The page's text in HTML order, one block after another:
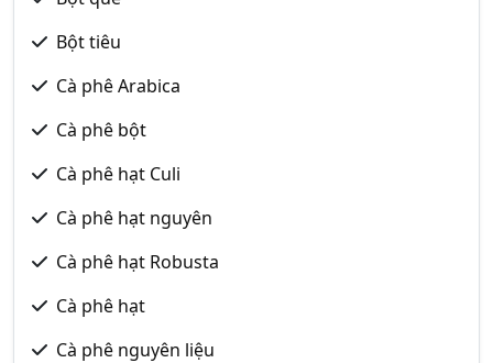
Bột tiêu
Cà phê Arabica
Cà phê bột
Cà phê hạt Culi
Cà phê hạt nguyên
Cà phê hạt Robusta
Cà phê hạt
Cà phê nguyên liệu